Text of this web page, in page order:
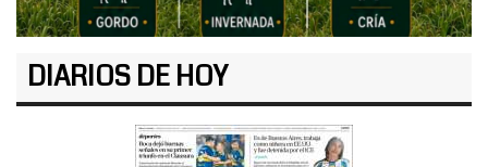
DIARIOS DE HOY